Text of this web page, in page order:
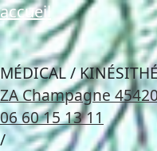
accueil
MÉDICAL /
ZA Champagne
06 60 15 13 11
/